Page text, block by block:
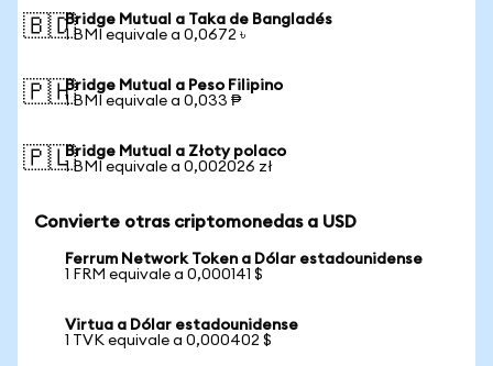
🇧🇩Bridge Mutual a Taka de Bangladés
1 BMI equivale a 0,0672 ৳
🇵🇭Bridge Mutual a Peso Filipino
1 BMI equivale a 0,033 ₱
🇵🇱Bridge Mutual a Złoty polaco
1 BMI equivale a 0,002026 zł
Convierte otras criptomonedas a USD
Ferrum Network Token a Dólar estadounidense
1 FRM equivale a 0,000141 $
Virtua a Dólar estadounidense
1 TVK equivale a 0,000402 $